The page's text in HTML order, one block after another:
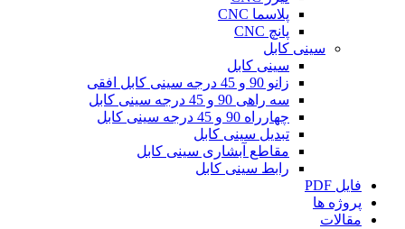
پلاسما CNC
پانچ CNC
سینی کابل
سینی کابل
زانو 90 و 45 درجه سینی کابل افقی
سه راهی 90 و 45 درجه سینی کابل
چهارراه 90 و 45 درجه سینی کابل
تبدیل سینی کابل
مقاطع آبشاری سینی کابل
رابط سینی کابل
فایل PDF
پروژه ها
مقالات